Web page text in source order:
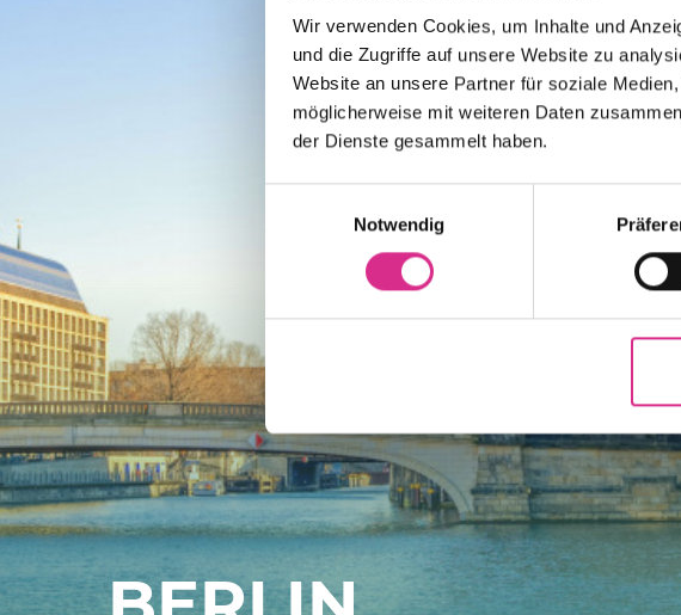
Wir verwenden Cookies, um Inhalte und
und die Zugriffe auf unsere Website zu
Website an unsere Partner für soziale
möglicherweise mit weiteren Daten
der Dienste gesammelt haben.
Notwendig